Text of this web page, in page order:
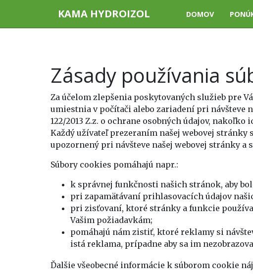
KAMA HYDROIZOL DOMOV
Zásady používania
Za účelom zlepšenia poskytovaných služieb pre
umiestnia v počítači alebo zariadení pri návšteve
122/2013 Z.z. o ochrane osobných údajov,
Každý užívateľ prezeraním našej webovej
upozornený pri návšteve našej webovej stránky
Súbory cookies pomáhajú napr.:
k správnej funkčnosti našich stránok, aby
pri zapamätávaní prihlasovacích údajov
pri zisťovaní, ktoré stránky a funkcie
Vašim požiadavkám;
pomáhajú nám zistiť, ktoré reklamy si
istá reklama, prípadne aby sa im
Ďalšie všeobecné informácie k súborom cookie